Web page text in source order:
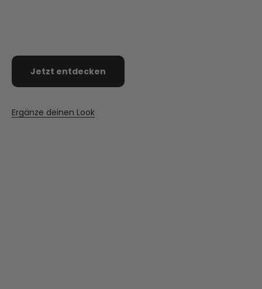
Jetzt entdecken
Ergänze deinen Look